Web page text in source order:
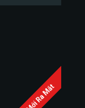
Mới Ra Mắt